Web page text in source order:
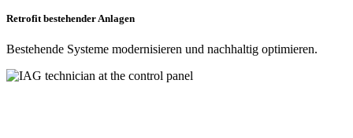
Retrofit bestehender Anlagen
Bestehende Systeme modernisieren und nachhaltig optimieren.